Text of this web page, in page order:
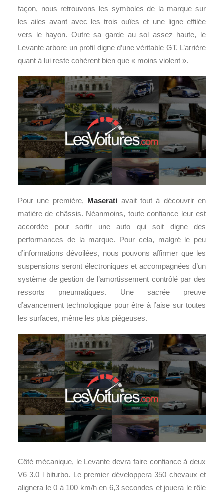
façon, nous retrouvons les symboles de la marque sur
les ailes avant avec les trois ouïes et une ligne effilée
vers le hayon. Outre sa garde au sol assez haute, le
Levante arbore un profil digne d’une véritable GT. L’arrière
quant à lui reste cohérent bien que « moins violent ».
Pour une première, Maserati avait tout à découvrir en
matière de châssis. Néanmoins, toute confiance leur est
accordée pour sortir une auto qui soit digne des
performances de la marque. Pour cela, malgré le peu
d’informations dévoilées, nous pouvons affirmer que les
suspensions seront électroniques et accompagnées d’un
système de gestion de l’amortissement contrôlé par des
ressorts pneumatiques. Une sacrée preuve
d’avancement technologique pour être à l’aise sur toutes
les surfaces, même les plus piégeuses.
Côté mécanique, le Levante devra faire confiance à deux
V6 3.0 l biturbo. Le premier développera 350 chevaux et
alignera le 0 à 100 km/h en 6,3 secondes et jouera le rôle